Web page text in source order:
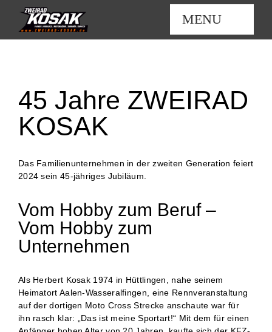
springen
MENU
E-BICYCLES
KONTAKT
SERVICE & WERKSTATT
45 Jahre ZWEIRAD
KOSAK
Das Familienunternehmen in der zweiten Generation feiert
2024 sein 45-jähriges Jubiläum.
Vom Hobby zum Beruf –
Vom Hobby zum
Unternehmen
Als Herbert Kosak 1974 in Hüttlingen, nahe seinem
Heimatort Aalen-Wasseralfingen, eine Rennveranstaltung
auf der dortigen Moto Cross Strecke anschaute war für
ihn rasch klar: „Das ist meine Sportart!“ Mit dem für einen